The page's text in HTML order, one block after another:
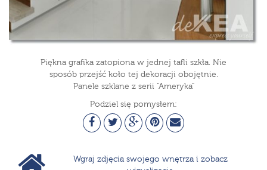
Piękna grafika zatopiona w jednej tafli szkła. Nie
sposób przejść koło tej dekoracji obojętnie.
Panele szklane z serii "Ameryka"
Podziel się pomysłem:
Wgraj zdjęcia swojego wnętrza i zobacz